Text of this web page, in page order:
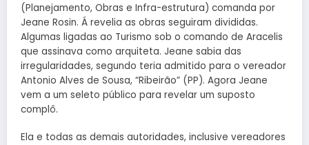
(Planejamento, Obras e Infra-estrutura) comanda por
Jeane Rosin. Á revelia as obras seguiram divididas.
Algumas ligadas ao Turismo sob o comando de Aracelis
que assinava como arquiteta. Jeane sabia das
irregularidades, segundo teria admitido para o vereador
Antonio Alves de Sousa, “Ribeirão” (PP). Agora Jeane
vem a um seleto público para revelar um suposto
complô.
Ela e todas as demais autoridades, inclusive vereadores